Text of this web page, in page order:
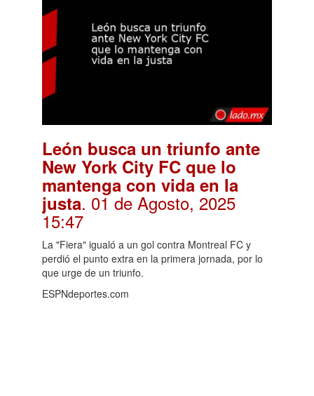
León busca un triunfo ante
New York City FC que lo
mantenga con vida en la
justa. 01 de Agosto, 2025
15:47
La "Fiera" igualó a un gol contra Montreal FC y
perdió el punto extra en la primera jornada, por lo
que urge de un triunfo.
ESPNdeportes.com